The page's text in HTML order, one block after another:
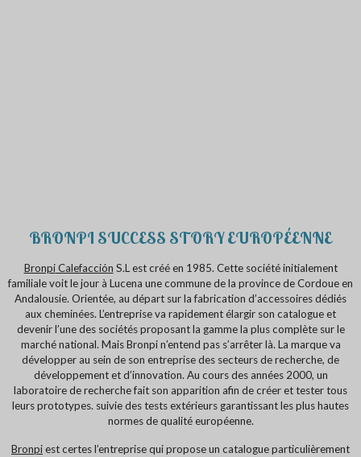
BRONPI SUCCESS STORY EUROPÉENNE
BronpiCalefacción S.L est créé en 1985. Cette société initialement
familiale voit le jour à Lucena une commune de la province de Cordoue en
Andalousie. Orientée, au départ sur la fabrication d’accessoires dédiés
aux cheminées. L’entreprise va rapidement élargir son catalogue et
devenir l’une des sociétés proposant la gamme la plus complète sur le
marché national. Mais Bronpi n’entend pas s’arrêter là. La marque va
développer au sein de son entreprise des secteurs de recherche, de
développement et d’innovation. Au cours des années 2000, un
laboratoire de recherche fait son apparition afin de créer et tester tous
leurs prototypes. suivie des tests extérieurs garantissant les plus hautes
normes de qualité européenne.
Bronpiest certes l’entreprise qui propose un catalogue particulièrement